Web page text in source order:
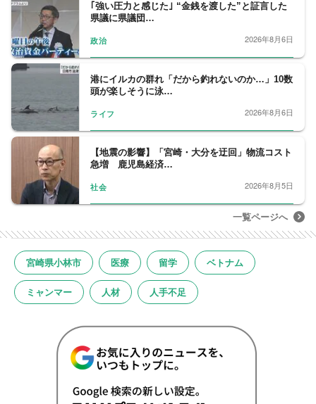
｢強い圧力と感じた｣ “金銭を渡した”と証言した
県議に県議団…
政治 2026年8月6日
港にイルカの群れ「だから釣れないのか…」10数
頭が楽しそうに泳…
ライフ 2026年8月6日
【地震の影響】「宮崎・大分を迂回」物流コスト
急増 鹿児島経済…
社会 2026年8月5日
一覧ページへ
宮崎県小林市 医療 留学 ベトナム
ミャンマー 人材 人手不足